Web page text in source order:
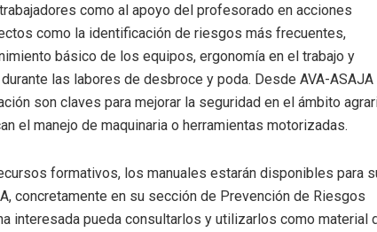
como al apoyo del profesorado en acciones
como la identificación de riesgos más frecuentes,
básico de los equipos, ergonomía en el trabajo y
las labores de desbroce y poda. Desde AVA-ASAJA
son claves para mejorar la seguridad en el ámbito
el manejo de maquinaria o herramientas motorizadas.
formativos, los manuales estarán disponibles para
concretamente en su sección de Prevención de Riesgos
interesada pueda consultarlos y utilizarlos como material